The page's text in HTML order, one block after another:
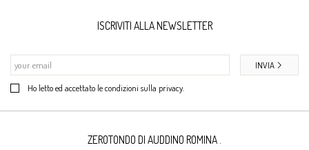
ISCRIVITI ALLA NEWSLETTER
Ho letto ed accettato le condizioni sulla privacy.
INVIA
ZEROTONDO DI AUDDINO ROMINA .